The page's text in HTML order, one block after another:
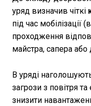
уряд визначив чіткі
під час
проходження
майстра, сапера або
В уряді
загрози з повітря
знизити